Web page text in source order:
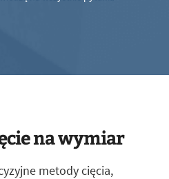
na wymiar
metody cięcia,